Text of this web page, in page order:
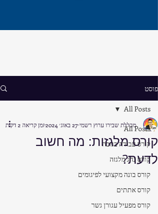
פוסט
All Posts
קורס עבודה בגובה
קורס נהג מלגזה
קורס בונה מקצועי לפיגומים
קורס אתתים
קורס מפעיל עגורן גשר
All Posts
קורס מלגזות: מה חשוב
לדעת?
מכללת שבירו ערוץ רשמי27 באוג׳ 2024 זמן קריאה 2 דקות